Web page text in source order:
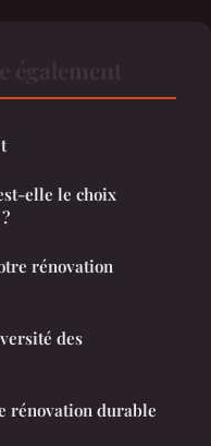
elle le choix
rénovation
des
rénovation durable